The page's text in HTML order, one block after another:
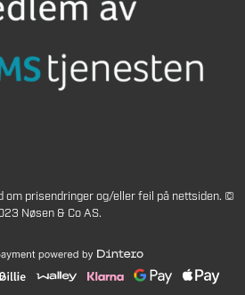
om prisendringer og/eller feil på nettsiden. ©
Nøsen & Co AS.